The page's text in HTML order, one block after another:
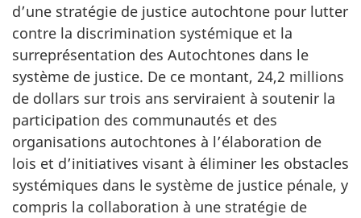
d’une stratégie de justice autochtone pour lutter
contre la discrimination systémique et la
surreprésentation des Autochtones dans le
système de justice. De ce montant, 24,2 millions
de dollars sur trois ans serviraient à soutenir la
participation des communautés et des
organisations autochtones à l’élaboration de
lois et d’initiatives visant à éliminer les obstacles
systémiques dans le système de justice pénale, y
compris la collaboration à une stratégie de